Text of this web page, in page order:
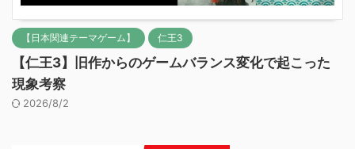
【日本関連テーマゲーム】 仁王3
【仁王3】旧作からのゲームバランス変化で起こった
現象考察
2026/8/2